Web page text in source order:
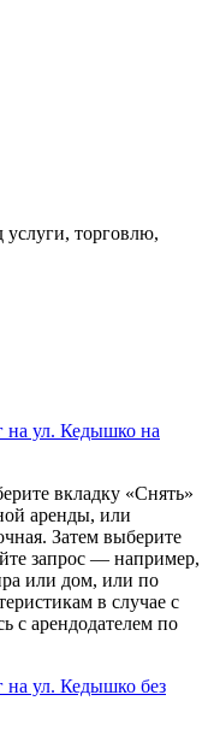
услуги, торговлю,
на ул. Кедышко на
вкладку «Снять»
аренды, или
Затем выберите
запрос — например,
или дом, или по
в случае с
с арендодателем по
на ул. Кедышко без